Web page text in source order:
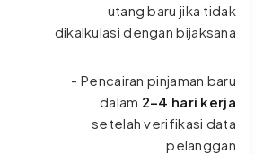
utang baru jika tidak
dikalkulasi dengan bijaksana
- Pencairan pinjaman baru
dalam 2–4 hari kerja
setelah verifikasi data
pelanggan